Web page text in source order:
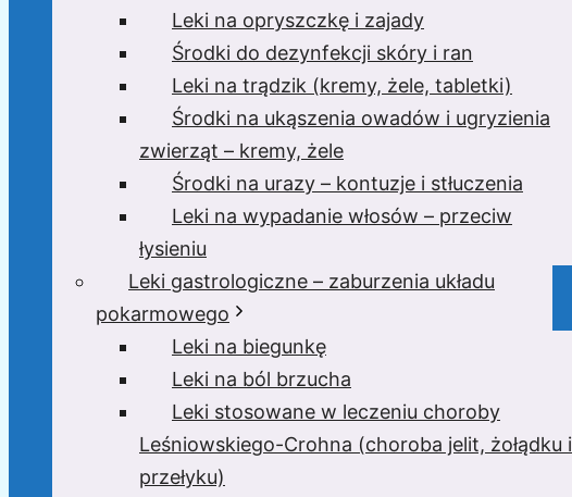
Leki na opryszczkę i zajady
Środki do dezynfekcji skóry i ran
Leki na trądzik (kremy, żele, tabletki)
Środki na ukąszenia owadów i ugryzienia
zwierząt – kremy, żele
Środki na urazy – kontuzje i stłuczenia
Leki na wypadanie włosów – przeciw
łysieniu
Leki gastrologiczne – zaburzenia układu
pokarmowego
Leki na biegunkę
Leki na ból brzucha
Leki stosowane w leczeniu choroby
Leśniowskiego-Crohna (choroba jelit, żołądku i
przełyku)